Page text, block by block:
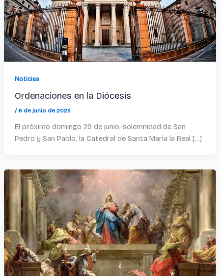
Noticias
Ordenaciones en la Diócesis
/ 6 de junio de 2025
El próximo domingo 29 de junio, solemnidad de San
Pedro y San Pablo, la Catedral de Santa María la Real […]